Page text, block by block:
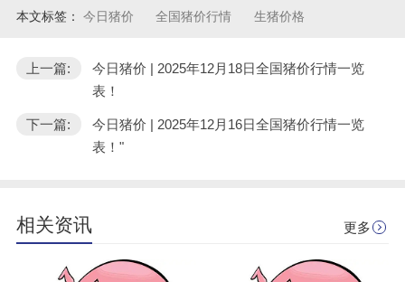
本文标签： 今日猪价 全国猪价行情 生猪价格
上一篇:
今日猪价 | 2025年12月18日全国猪价行情一览
表！
下一篇:
今日猪价 | 2025年12月16日全国猪价行情一览
表！"
相关资讯 更多